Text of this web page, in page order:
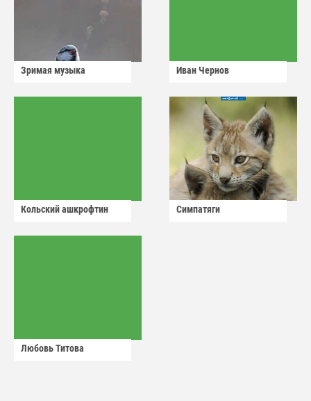
Зримая музыка Иван Чернов
Кольский ашкрофтин Симпатяги
Любовь Титова